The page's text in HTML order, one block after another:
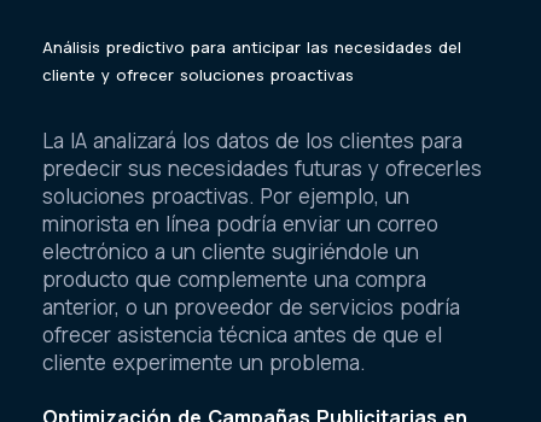
Análisis predictivo para anticipar las necesidades del
cliente y ofrecer soluciones proactivas
La IA analizará los datos de los clientes para
predecir sus necesidades futuras y ofrecerles
soluciones proactivas. Por ejemplo, un
minorista en línea podría enviar un correo
electrónico a un cliente sugiriéndole un
producto que complemente una compra
anterior, o un proveedor de servicios podría
ofrecer asistencia técnica antes de que el
cliente experimente un problema.